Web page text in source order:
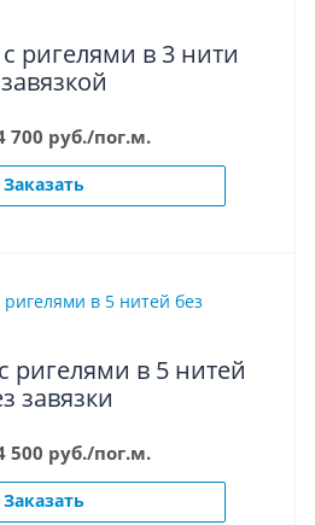
ригелями в 3 нити
700 руб./пог.м.
Заказать
ригелями в 5 нитей
завязки
500 руб./пог.м.
Заказать